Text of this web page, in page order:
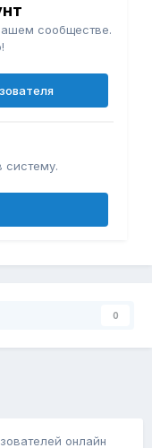
сообществе.
систему.
0
онлайн